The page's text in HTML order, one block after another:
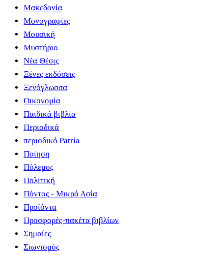
Μακεδονία
Μονογραφίες
Μουσική
Μυστήριο
Νέα Θέσις
Ξένες εκδόσεις
Ξενόγλωσσα
Οικονομία
Παιδικά βιβλία
Περιοδικά
περιοδικό Patria
Ποίηση
Πόλεμος
Πολιτική
Πόντος - Μικρά Ασία
Προϊόντα
Προσφορές-πακέτα βιβλίων
Σημαίες
Σιωνισμός